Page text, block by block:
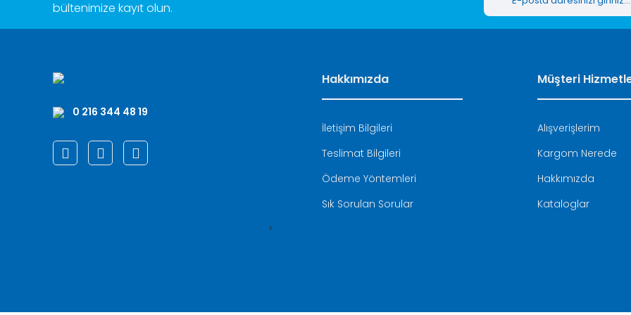
bültenimize kayıt olun.
0 216 344 48 19
Hakkımızda
İletişim Bilgileri
Teslimat Bilgileri
Ödeme Yöntemleri
Sık Sorulan Sorular
Müşteri
Alışverişlerim
Kargom Nerede
Hakkımızda
Kataloglar
>